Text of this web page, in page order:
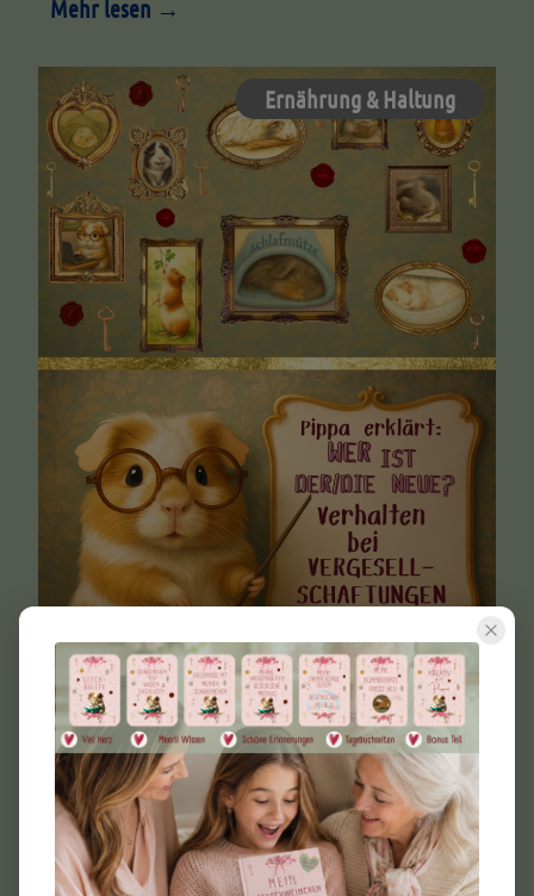
Mehr lesen →
Ernährung & Haltung
WER IST DER/DIE NEUE? Verhalten bei
Vergesellschaftungen
Vergesellschaftung bei
Meerschweinchen – Pippas große